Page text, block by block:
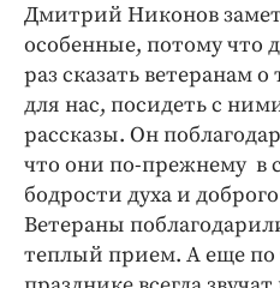
Дмитрий Никонов
особенные, потому что
раз сказать ветеранам
для нас, посидеть с
рассказы. Он
что они по-прежнему в
бодрости духа и
Ветераны
теплый прием. А еще